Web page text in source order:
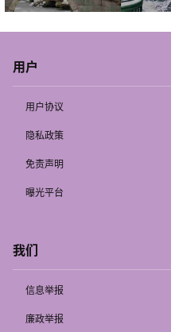
用户
用户协议
隐私政策
免责声明
曝光平台
我们
信息举报
廉政举报